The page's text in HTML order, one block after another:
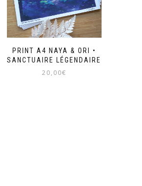
PRINT A4 NAYA & ORI •
SANCTUAIRE LÉGENDAIRE
20,00€